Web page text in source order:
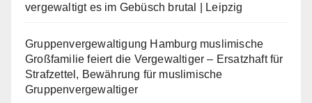
vergewaltigt es im Gebüsch brutal | Leipzig
Gruppenvergewaltigung Hamburg muslimische
Großfamilie feiert die Vergewaltiger – Ersatzhaft für
Strafzettel, Bewährung für muslimische
Gruppenvergewaltiger